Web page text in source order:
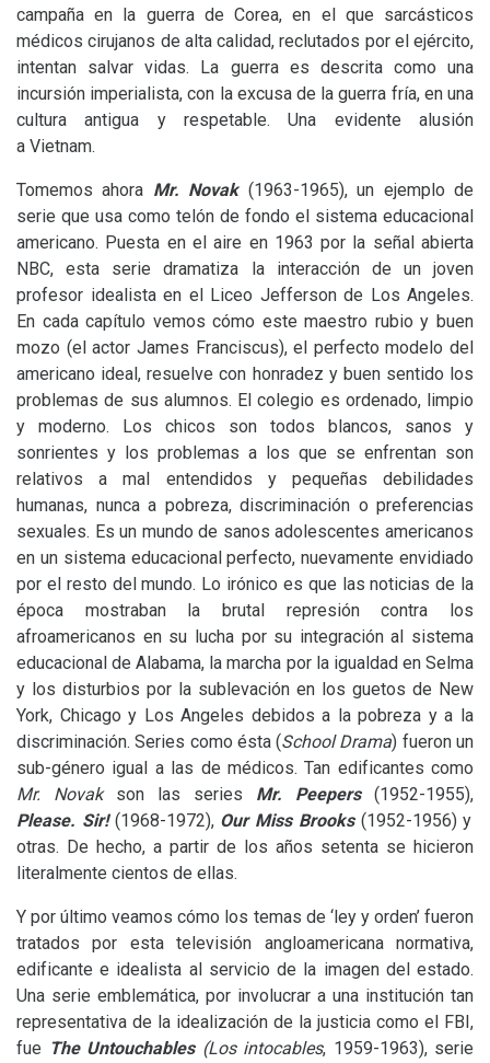
campaña en la guerra de Corea, en el que sarcásticos
médicos cirujanos de alta calidad, reclutados por el ejército,
intentan salvar vidas. La guerra es descrita como una
incursión imperialista, con la excusa de la guerra fría, en una
cultura antigua y respetable. Una evidente alusión
a Vietnam.
Tomemos ahora Mr. Novak(1963-1965), un ejemplo de
serie que usa como telón de fondo el sistema educacional
americano. Puesta en el aire en 1963 por la señal abierta
NBC, esta serie dramatiza la interacción de un joven
profesor idealista en el Liceo Jefferson de Los Angeles.
En cada capítulo vemos cómo este maestro rubio y buen
mozo (el actor James Franciscus), el perfecto modelo del
americano ideal, resuelve con honradez y buen sentido los
problemas de sus alumnos. El colegio es ordenado, limpio
y moderno. Los chicos son todos blancos, sanos y
sonrientes y los problemas a los que se enfrentan son
relativos a mal entendidos y pequeñas debilidades
humanas, nunca a pobreza, discriminación o preferencias
sexuales. Es un mundo de sanos adolescentes americanos
en un sistema educacional perfecto, nuevamente envidiado
por el resto del mundo. Lo irónico es que las noticias de la
época mostraban la brutal represión contra los
afroamericanos en su lucha por su integración al sistema
educacional de Alabama, la marcha por la igualdad en Selma
y los disturbios por la sublevación en los guetos de New
York, Chicago y Los Angeles debidos a la pobreza y a la
discriminación. Series como ésta (School Drama) fueron un
sub-género igual a las de médicos. Tan edificantes como
Mr. Novakson las series Mr. Peepers
(1952-1955),
Please. Sir!(1968-1972),Our Miss Brooks (1952-1956) y
otras. De hecho, a partir de los años setenta se hicieron
literalmente cientos de ellas.
Y por último veamos cómo los temas de ‘ley y orden’ fueron
tratados por esta televisión angloamericana normativa,
edificante e idealista al servicio de la imagen del estado.
Una serie emblemática, por involucrar a una institución tan
representativa de la idealización de la justicia como el FBI,
fue The Untouchables (Los intocables, 1959-1963), serie